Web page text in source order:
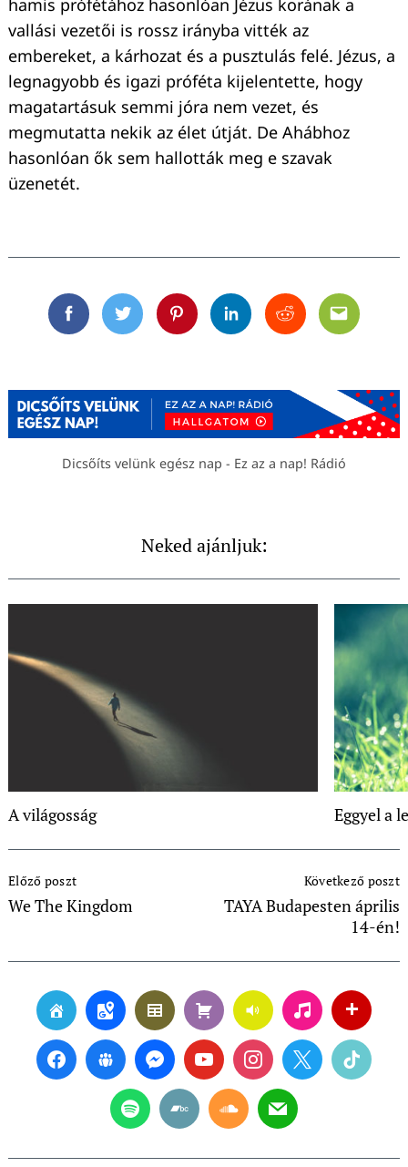
hamis prófétához hasonlóan Jézus korának a
vallási vezetői is rossz irányba vitték az
embereket, a kárhozat és a pusztulás felé. Jézus, a
legnagyobb és igazi próféta kijelentette, hogy
magatartásuk semmi jóra nem vezet, és
megmutatta nekik az élet útját. De Ahábhoz
hasonlóan ők sem hallották meg e szavak
üzenetét.
FacebookTwitterPinterestLinkedinRedditEmail
Dicsőíts velünk egész nap - Ez az a nap! Rádió
Neked ajánljuk:
A világosság Eggyel a
Navigation
Előző poszt
We The Kingdom
Következő poszt
TAYA Budapesten április
14-én!